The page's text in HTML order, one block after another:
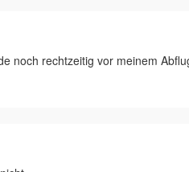
noch rechtzeitig vor meinem